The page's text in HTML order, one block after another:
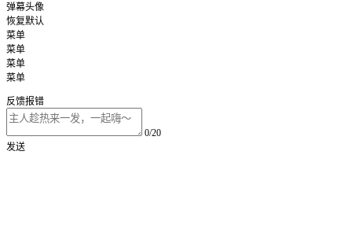
弹幕头像
恢复默认
菜单
菜单
菜单
菜单
反馈报错
0/20
发送